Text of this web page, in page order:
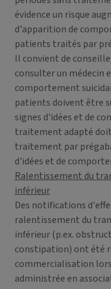
évidence un risque
d'apparition de
patients traités par
Il convient de
consulter un médecin
comportement
patients doivent être
signes d'idées et de
traitement adapté
traitement par
d'idées et de
Ralentissement du
inférieur
Des notifications
ralentissement du
inférieur (p.ex.
constipation) ont été
commercialisation
administrée en